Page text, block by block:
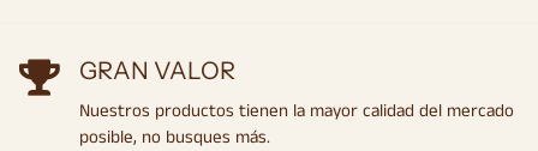
GRAN VALOR
Nuestros productos tienen la mayor calidad del mercado
posible, no busques más.